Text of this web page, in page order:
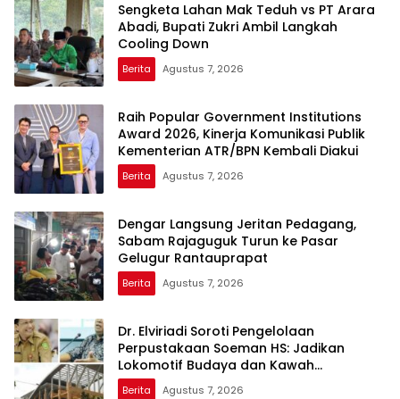
Sengketa Lahan Mak Teduh vs PT Arara
Abadi, Bupati Zukri Ambil Langkah
Cooling Down
Berita Agustus 7, 2026
Raih Popular Government Institutions
Award 2026, Kinerja Komunikasi Publik
Kementerian ATR/BPN Kembali Diakui
Berita Agustus 7, 2026
Dengar Langsung Jeritan Pedagang,
Sabam Rajaguguk Turun ke Pasar
Gelugur Rantauprapat
Berita Agustus 7, 2026
Dr. Elviriadi Soroti Pengelolaan
Perpustakaan Soeman HS: Jadikan
Lokomotif Budaya dan Kawah
Candradimuka Intelektual
Berita Agustus 7, 2026